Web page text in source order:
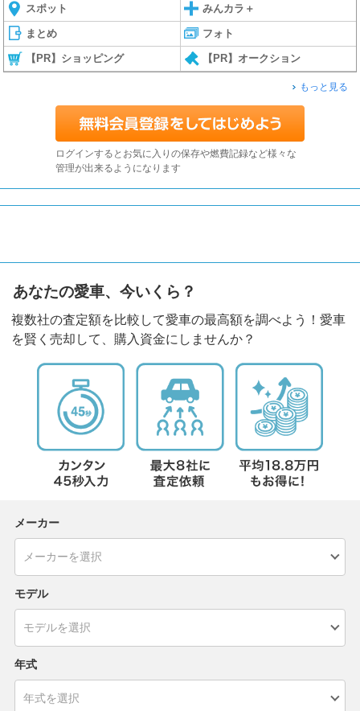
スポット みんカラ＋
まとめ フォト
【PR】ショッピング 【PR】オークション
もっと見る
ログインするとお気に入りの保存や燃費記録など様々な
管理が出来るようになります
あなたの愛車、今いくら？
複数社の査定額を比較して愛車の最高額を調べよう！愛車
を賢く売却して、購入資金にしませんか？
メーカー
モデル
年式